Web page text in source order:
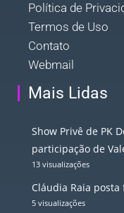
Política de
Termos de Uso
Contato
Webmail
Mais Lidas
Show Privê de PK
participação de
13 visualizações
Cláudia Raia
5 visualizações